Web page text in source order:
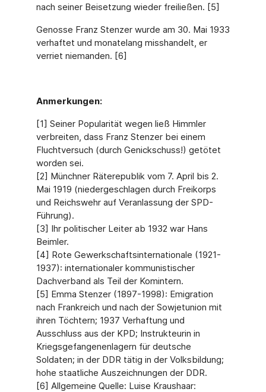
nach seiner Beisetzung wieder freiließen. [5]
Genosse Franz Stenzer wurde am 30. Mai 1933
verhaftet und monatelang misshandelt, er
verriet niemanden. [6]
Anmerkungen:
[1] Seiner Popularität wegen ließ Himmler
verbreiten, dass Franz Stenzer bei einem
Fluchtversuch (durch Genickschuss!) getötet
worden sei.
[2] Münchner Räterepublik vom 7. April bis 2.
Mai 1919 (niedergeschlagen durch Freikorps
und Reichswehr auf Veranlassung der SPD-
Führung).
[3] Ihr politischer Leiter ab 1932 war Hans
Beimler.
[4] Rote Gewerkschaftsinternationale (1921-
1937): internationaler kommunistischer
Dachverband als Teil der Komintern.
[5] Emma Stenzer (1897-1998): Emigration
nach Frankreich und nach der Sowjetunion mit
ihren Töchtern; 1937 Verhaftung und
Ausschluss aus der KPD; Instrukteurin in
Kriegsgefangenenlagern für deutsche
Soldaten; in der DDR tätig in der Volksbildung;
hohe staatliche Auszeichnungen der DDR.
[6] Allgemeine Quelle: Luise Kraushaar: